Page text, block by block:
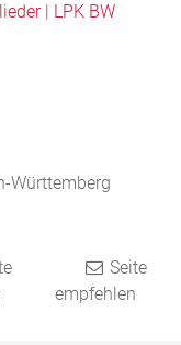
| LPK BW
Württemberg
Seite
empfehlen